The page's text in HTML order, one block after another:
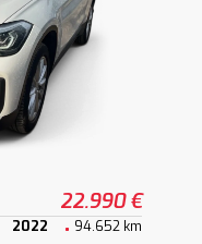
22.990 €
2022 94.652 km